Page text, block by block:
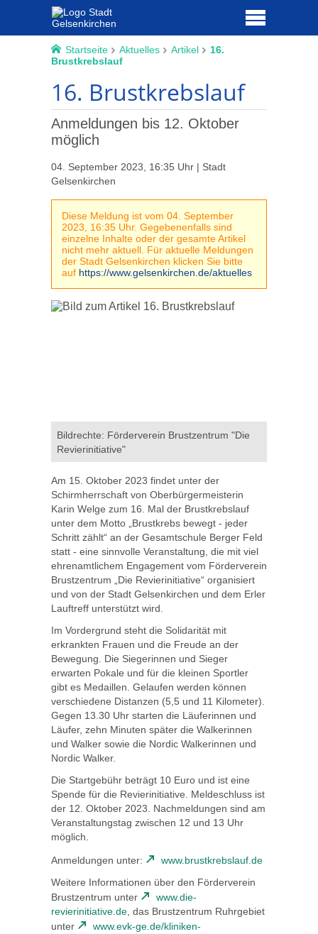
Startseite Aktuelles Artikel
16.
Brustkrebslauf
16. Brustkrebslauf
Anmeldungen bis 12. Oktober
möglich
04. September 2023, 16:35 Uhr | Stadt
Gelsenkirchen
Diese Meldung ist vom 04. September
2023, 16:35 Uhr. Gegebenenfalls sind
einzelne Inhalte oder der gesamte Artikel
nicht mehr aktuell. Für aktuelle Meldungen
der Stadt Gelsenkirchen klicken Sie bitte
auf https://www.gelsenkirchen.de/aktuelles
Bildrechte: Förderverein Brustzentrum "Die
Revierinitiative"
Am 15. Oktober 2023 findet unter der
Schirmherrschaft von Oberbürgermeisterin
Karin Welge zum 16. Mal der Brustkrebslauf
unter dem Motto „Brustkrebs bewegt - jeder
Schritt zählt“ an der Gesamtschule Berger Feld
statt - eine sinnvolle Veranstaltung, die mit viel
ehrenamtlichem Engagement vom Förderverein
Brustzentrum „Die Revierinitiative“ organisiert
und von der Stadt Gelsenkirchen und dem Erler
Lauftreff unterstützt wird.
Im Vordergrund steht die Solidarität mit
erkrankten Frauen und die Freude an der
Bewegung. Die Siegerinnen und Sieger
erwarten Pokale und für die kleinen Sportler
gibt es Medaillen. Gelaufen werden können
verschiedene Distanzen (5,5 und 11 Kilometer).
Gegen 13.30 Uhr starten die Läuferinnen und
Läufer, zehn Minuten später die Walkerinnen
und Walker sowie die Nordic Walkerinnen und
Nordic Walker.
Die Startgebühr beträgt 10 Euro und ist eine
Spende für die Revierinitiative. Meldeschluss ist
der 12. Oktober 2023. Nachmeldungen sind am
Veranstaltungstag zwischen 12 und 13 Uhr
möglich.
Anmeldungen unter:
www.brustkrebslauf.de
Weitere Informationen über den Förderverein
Brustzentrum unter
www.die-
revierinitiative.de , das Brustzentrum Ruhrgebiet
unter
www.evk-ge.de/kliniken-